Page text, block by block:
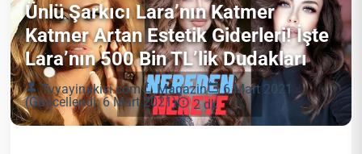
Ünlü Şarkıcı Lara’nın Katmer
Katmer Artan Estetik Giderleri! İşte
Lara’nın 500 Bin TL’lik Dudakları
Tvyayinakisi.com Magazin
6 Mart 2021
(Güncellendi: 6 Mart 2021)
2 dk